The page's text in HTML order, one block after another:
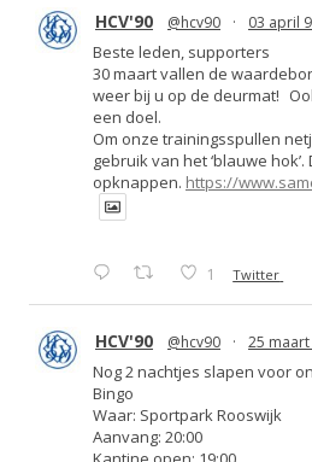
HCV'90 @hcv90 · 03 april
Beste leden, supporters
30 maart vallen de
weer bij u op de deurmat!
een doel.
Om onze trainingsspullen
gebruik van het ‘blauwe
opknappen. https://
1 Twitter
HCV'90 @hcv90 · 25
Nog 2 nachtjes slapen voor
Bingo
Waar: Sportpark Rooswijk
Aanvang: 20:00